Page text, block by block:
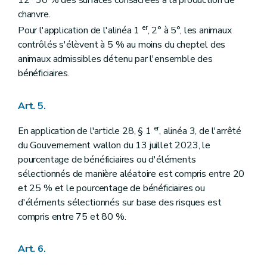
chanvre.
Pour l'application de l'alinéa 1 er, 2° à 5°, les animaux
contrôlés s'élèvent à 5 % au moins du cheptel des
animaux admissibles détenu par l'ensemble des
bénéficiaires.
Art. 5.
En application de l'article 28, § 1 er, alinéa 3, de l'arrêté
du Gouvernement wallon du 13 juillet 2023, le
pourcentage de bénéficiaires ou d'éléments
sélectionnés de manière aléatoire est compris entre 20
et 25 % et le pourcentage de bénéficiaires ou
d'éléments sélectionnés sur base des risques est
compris entre 75 et 80 %.
Art. 6.